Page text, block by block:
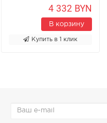
4 332 BYN
В корзину
Купить в 1 клик